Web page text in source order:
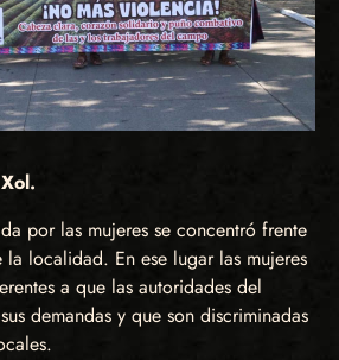
por las mujeres se concentró frente
la localidad. En ese lugar las mujeres
a que las autoridades del
demandas y que son discriminadas